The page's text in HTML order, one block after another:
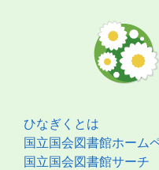
ひなぎくとは
国立国会図書館ホーム
国立国会図書館サーチ